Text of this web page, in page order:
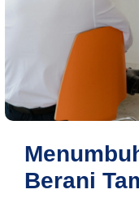
Berani